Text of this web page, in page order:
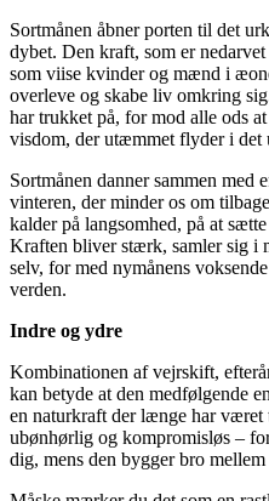
Sortmånen åbner porten til det
dybet. Den kraft, som er
som viise kvinder og mænd i
overleve og skabe liv omkring
har trukket på, for mod alle ods
visdom, der utæmmet flyder i det
Sortmånen danner sammen med
vinteren, der minder os om
kalder på langsomhed, på at
Kraften bliver stærk, samler sig i
selv, for med nymånens
verden.
Indre og ydre
Kombinationen af vejrskift,
kan betyde at den medfølgende
en naturkraft der længe har
ubønhørlig og kompromisløs –
dig, mens den bygger bro